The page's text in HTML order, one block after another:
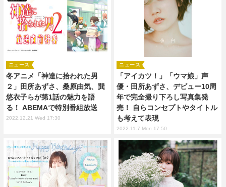
冬アニメ「神達に拾われた男
２」田所あずさ、桑原由気、巽
悠衣子らが第1話の魅力を語
る！ ABEMAで特別番組放送
ニュース
2022.12.21 Wed 17:30
「アイカツ！」「ウマ娘」声
優・田所あずさ、デビュー10周
年で完全撮り下ろし写真集発
売！ 自らコンセプトやタイトル
も考えて表現
ニュース
2022.11.7 Mon 17:50